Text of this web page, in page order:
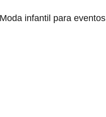
Moda infantil para eventos